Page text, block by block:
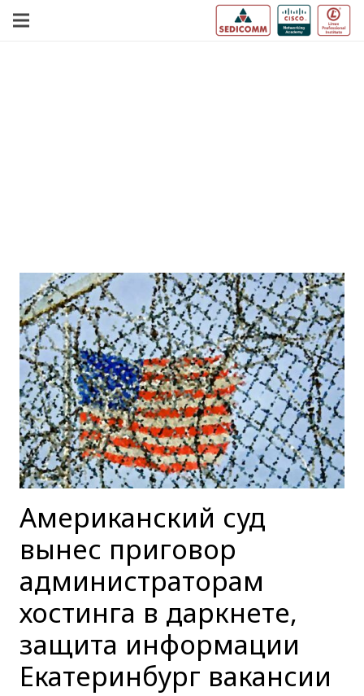
Американский суд
вынес приговор
администраторам
хостинга в даркнете,
защита информации
Екатеринбург вакансии